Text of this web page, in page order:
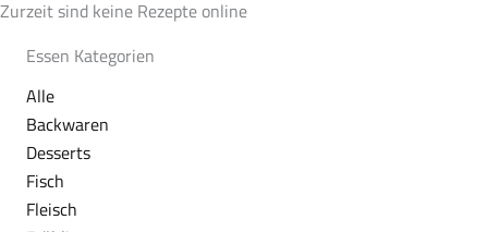
Zurzeit sind keine Rezepte online
Essen Kategorien
Alle
Backwaren
Desserts
Fisch
Fleisch